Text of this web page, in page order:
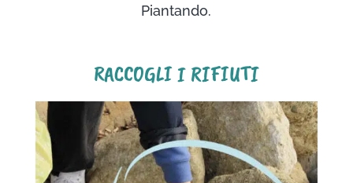
Piantando.
RACCOGLI I RIFIUTI